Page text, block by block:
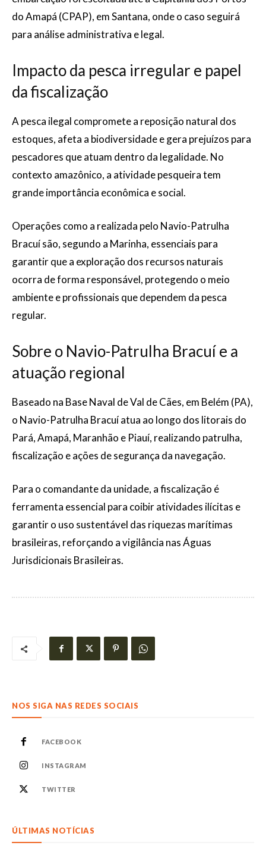
do Amapá (CPAP), em Santana, onde o caso seguirá
para análise administrativa e legal.
Impacto da pesca irregular e papel
da fiscalização
A pesca ilegal compromete a reposição natural dos
estoques, afeta a biodiversidade e gera prejuízos para
pescadores que atuam dentro da legalidade. No
contexto amazônico, a atividade pesqueira tem
grande importância econômica e social.
Operações como a realizada pelo Navio-Patrulha
Bracuí são, segundo a Marinha, essenciais para
garantir que a exploração dos recursos naturais
ocorra de forma responsável, protegendo o meio
ambiente e profissionais que dependem da pesca
regular.
Sobre o Navio-Patrulha Bracuí e a
atuação regional
Baseado na Base Naval de Val de Cães, em Belém (PA),
o Navio-Patrulha Bracuí atua ao longo dos litorais do
Pará, Amapá, Maranhão e Piauí, realizando patrulha,
fiscalização e ações de segurança da navegação.
Para o comandante da unidade, a fiscalização é
ferramenta essencial para coibir atividades ilícitas e
garantir o uso sustentável das riquezas marítimas
brasileiras, reforçando a vigilância nas Águas
Jurisdicionais Brasileiras.
NOS SIGA NAS REDES SOCIAIS
FACEBOOK
INSTAGRAM
TWITTER
ÚLTIMAS NOTÍCIAS